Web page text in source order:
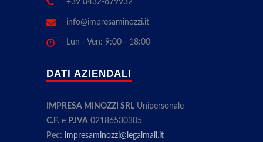
info@impresaminozzi.it
Lun - Ven: 9:00 - 18:00
DATI AZIENDALI
IMPRESA MINOZZI SRL Unipersonale
C.F. e P.IVA 02186530305
Pec: impresaminozzi@legalmail.it